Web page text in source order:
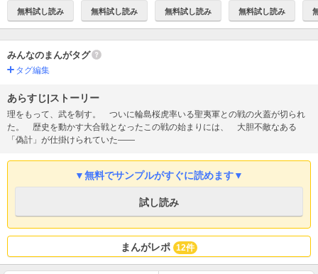
無料試し読み 無料試し読み 無料試し読み 無料試し読み
みんなのまんがタグ
タグ編集
あらすじ|ストーリー
理をもって、武を制す。 ついに輪島桜虎率いる聖夷軍との戦の火蓋が切られ
た。 歴史を動かす大合戦となったこの戦の始まりには、 大胆不敵なある
「偽計」が仕掛けられていた――
▼無料でサンプルがすぐに読めます▼
試し読み
まんがレポ 12件